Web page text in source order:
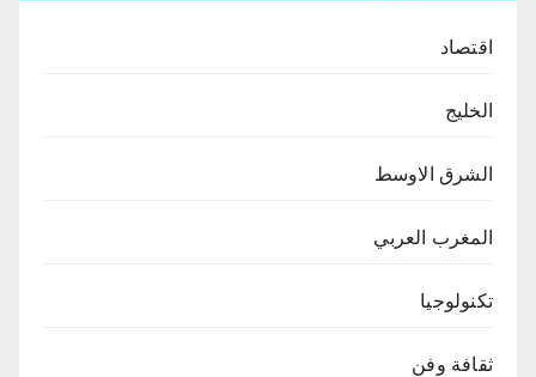
اقتصاد
الخليج
الشرق الاوسط
المغرب العربي
تكنولوجيا
ثقافة وفن